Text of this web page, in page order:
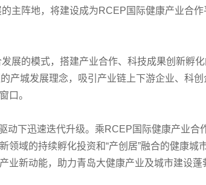
主阵地，将建设成为RCEP国际健康产业合作
展的模式，搭建产业合作、科技成果创新孵
产城发展理念，吸引产业链上下游企业、科创
口。
动下迅速迭代升级。乘RCEP国际健康产业合
域的持续孵化投资和“产创居”融合的健康城
业新动能，助力青岛大健康产业及城市建设蓬